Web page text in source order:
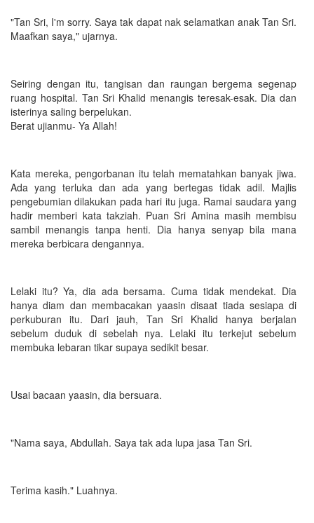
"Tan Sri, I'm sorry. Saya tak dapat nak selamatkan anak Tan Sri.
Maafkan saya," ujarnya.
Seiring dengan itu, tangisan dan raungan bergema segenap
ruang hospital. Tan Sri Khalid menangis teresak-esak. Dia dan
isterinya saling berpelukan.
Berat ujianmu- Ya Allah!
Kata mereka, pengorbanan itu telah mematahkan banyak jiwa.
Ada yang terluka dan ada yang bertegas tidak adil. Majlis
pengebumian dilakukan pada hari itu juga. Ramai saudara yang
hadir memberi kata takziah. Puan Sri Amina masih membisu
sambil menangis tanpa henti. Dia hanya senyap bila mana
mereka berbicara dengannya.
Lelaki itu? Ya, dia ada bersama. Cuma tidak mendekat. Dia
hanya diam dan membacakan yaasin disaat tiada sesiapa di
perkuburan itu. Dari jauh, Tan Sri Khalid hanya berjalan
sebelum duduk di sebelah nya. Lelaki itu terkejut sebelum
membuka lebaran tikar supaya sedikit besar.
Usai bacaan yaasin, dia bersuara.
"Nama saya, Abdullah. Saya tak ada lupa jasa Tan Sri.
Terima kasih." Luahnya.